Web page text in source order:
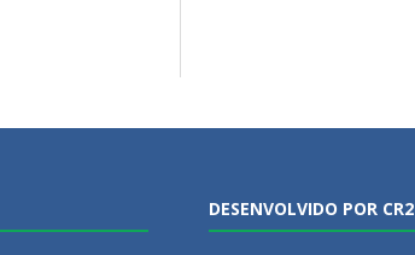
DESENVOLVIDO POR CR2